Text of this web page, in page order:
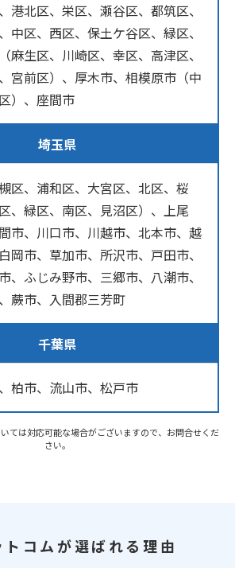
港北区、栄区、瀬谷区、都筑区、
中区、西区、保土ケ谷区、緑区、
麻生区、川崎区、幸区、高津区、
宮前区）、厚木市、相模原市（中
）、座間市
埼玉県
区、浦和区、大宮区、北区、桜
、緑区、南区、見沼区）、上尾
市、川口市、川越市、北本市、越
岡市、草加市、所沢市、戸田市、
、ふじみ野市、三郷市、八潮市、
蕨市、入間郡三芳町
千葉県
柏市、流山市、松戸市
ては対応可能な場合がございますので、お問合せくだ
さい。
コムが選ばれる理由